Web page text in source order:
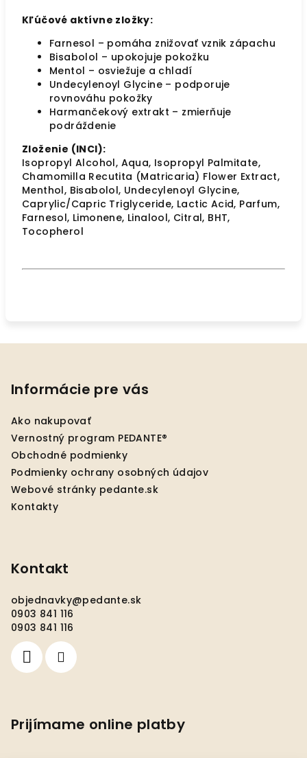
Kľúčové aktívne zložky:
Farnesol – pomáha znižovať vznik zápachu
Bisabolol – upokojuje pokožku
Mentol – osviežuje a chladí
Undecylenoyl Glycine – podporuje
rovnováhu pokožky
Harmančekový extrakt – zmierňuje
podráždenie
Zloženie (INCI):
Isopropyl Alcohol, Aqua, Isopropyl Palmitate,
Chamomilla Recutita (Matricaria) Flower Extract,
Menthol, Bisabolol, Undecylenoyl Glycine,
Caprylic/Capric Triglyceride, Lactic Acid, Parfum,
Farnesol, Limonene, Linalool, Citral, BHT,
Tocopherol
Informácie pre vás
Ako nakupovať
Vernostný program PEDANTE®
Obchodné podmienky
Podmienky ochrany osobných údajov
Webové stránky pedante.sk
Kontakty
Kontakt
objednavky@pedante.sk
0903 841 116
0903 841 116
Prijímame online platby